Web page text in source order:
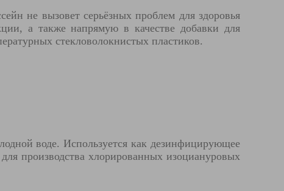
не вызовет серьёзных проблем для здоровья
а также напрямую в качестве добавки для
стекловолокнистых пластиков.
воде. Используется как дезинфицирующее
производства хлорированных изоциануровых